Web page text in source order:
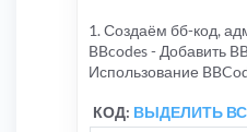
1. Создаём бб-код,
BBcodes - Добавить
Использование
КОД: ВЫДЕЛИТЬ